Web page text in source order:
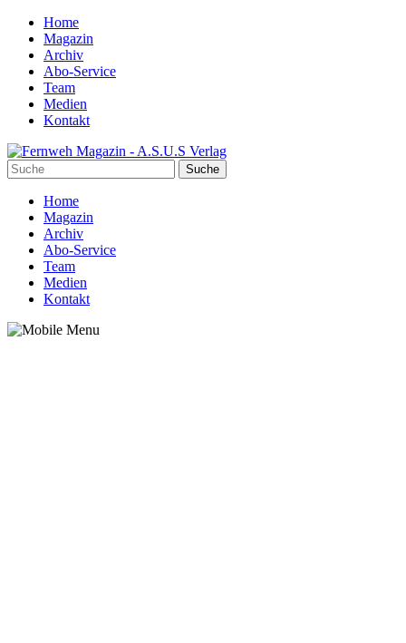
Home
Magazin
Archiv
Abo-Service
Team
Medien
Kontakt
Home
Magazin
Archiv
Abo-Service
Team
Medien
Kontakt